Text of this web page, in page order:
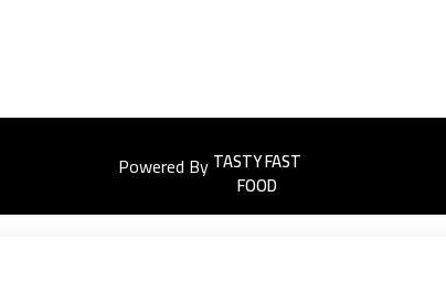
Powered ByEasyorders